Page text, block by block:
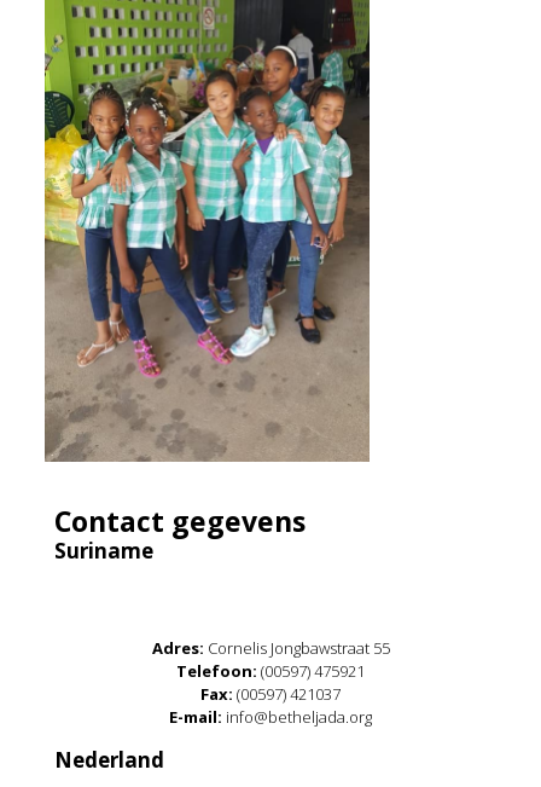
Contact gegevens
Suriname
Adres: Cornelis Jongbawstraat 55
Telefoon: (00597) 475921
Fax: (00597) 421037
E-mail: info@betheljada.org
Nederland